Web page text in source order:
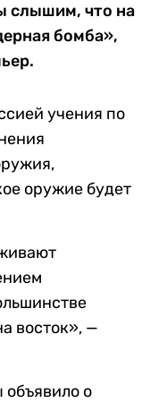
слышим, что на
бомба»,
учения по
оружие будет
восток», —
о